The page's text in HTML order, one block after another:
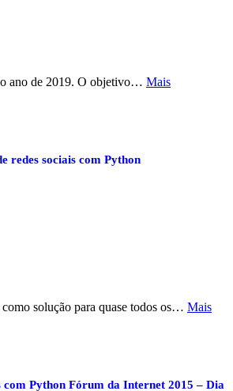
ano de 2019. O objetivo… Mais
redes sociais com Python
solução para quase todos os… Mais
com Python Fórum da Internet 2015 – Dia